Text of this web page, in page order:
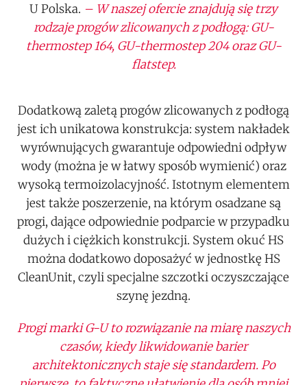
U Polska. – W naszej ofercie znajdują się trzy
rodzaje progów zlicowanych z podłogą: GU-
thermostep 164, GU-thermostep 204 oraz GU-
flatstep.
Dodatkową zaletą progów zlicowanych z podłogą
jest ich unikatowa konstrukcja: system nakładek
wyrównujących gwarantuje odpowiedni odpływ
wody (można je w łatwy sposób wymienić) oraz
wysoką termoizolacyjność. Istotnym elementem
jest także poszerzenie, na którym osadzane są
progi, dające odpowiednie podparcie w przypadku
dużych i ciężkich konstrukcji. System okuć HS
można dodatkowo doposażyć w jednostkę HS
CleanUnit, czyli specjalne szczotki oczyszczające
szynę jezdną.
Progi marki G-U to rozwiązanie na miarę naszych
czasów, kiedy likwidowanie barier
architektonicznych staje się standardem. Po